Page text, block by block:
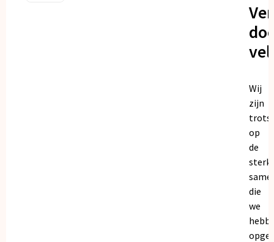
Wij
zijn
trots
op
de
die
we